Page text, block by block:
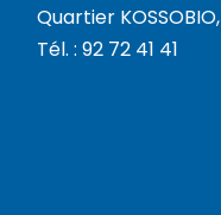
Quartier KOSSOBIO,
Tél. : 92 72 41 41